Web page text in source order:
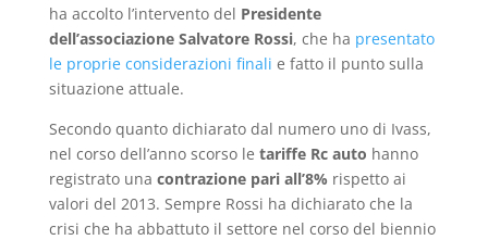
ha accolto l’intervento del Presidente
dell’associazione Salvatore Rossi, che ha presentato
le proprie considerazioni finali e fatto il punto sulla
situazione attuale.
Secondo quanto dichiarato dal numero uno di Ivass,
nel corso dell’anno scorso le tariffe Rc auto hanno
registrato una contrazione pari all’8% rispetto ai
valori del 2013. Sempre Rossi ha dichiarato che la
crisi che ha abbattuto il settore nel corso del biennio